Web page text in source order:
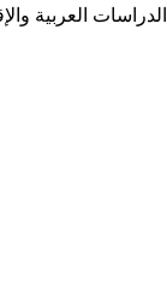
العربية